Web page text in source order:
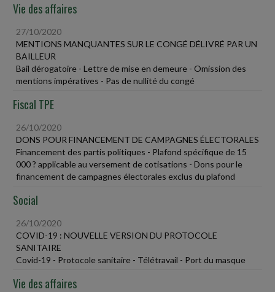
Vie des affaires
27/10/2020
MENTIONS MANQUANTES SUR LE CONGÉ DÉLIVRÉ PAR UN
BAILLEUR
Bail dérogatoire - Lettre de mise en demeure - Omission des
mentions impératives - Pas de nullité du congé
Fiscal TPE
26/10/2020
DONS POUR FINANCEMENT DE CAMPAGNES ÉLECTORALES
Financement des partis politiques - Plafond spécifique de 15
000 ? applicable au versement de cotisations - Dons pour le
financement de campagnes électorales exclus du plafond
Social
26/10/2020
COVID-19 : NOUVELLE VERSION DU PROTOCOLE
SANITAIRE
Covid-19 - Protocole sanitaire - Télétravail - Port du masque
Vie des affaires